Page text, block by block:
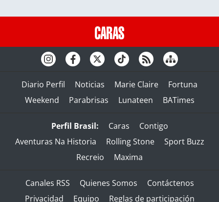
Diario Perfil Noticias Marie Claire
Fortuna
Weekend
Parabrisas Lunateen BATimes
Perfil Brasil: Caras
Contigo
Aventuras Na Historia
Rolling Stone
Sport Buzz
Recreio
Maxima
Canales RSS Quienes Somos
Contáctenos
Privacidad
Equipo Reglas de participación